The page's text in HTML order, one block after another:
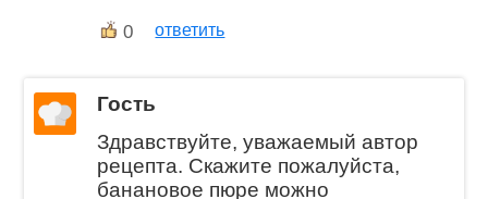
0 ответить
Гость
Здравствуйте, уважаемый автор
рецепта. Скажите пожалуйста,
банановое пюре можно